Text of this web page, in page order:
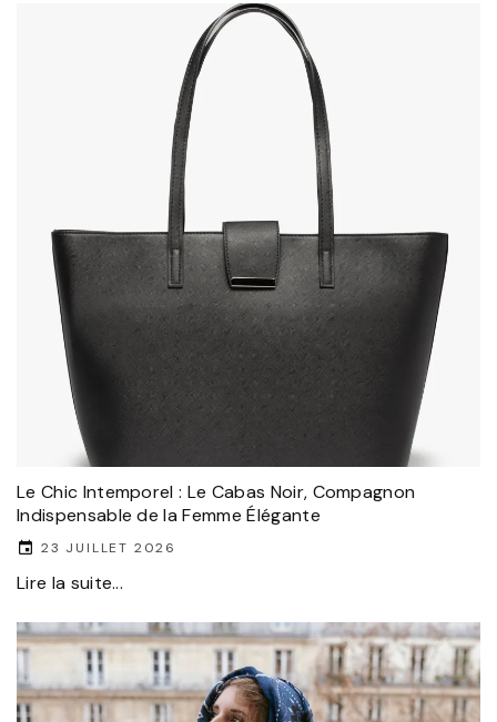
Le Chic Intemporel : Le Cabas Noir, Compagnon
Indispensable de la Femme Élégante
23 JUILLET 2026
Lire la suite...